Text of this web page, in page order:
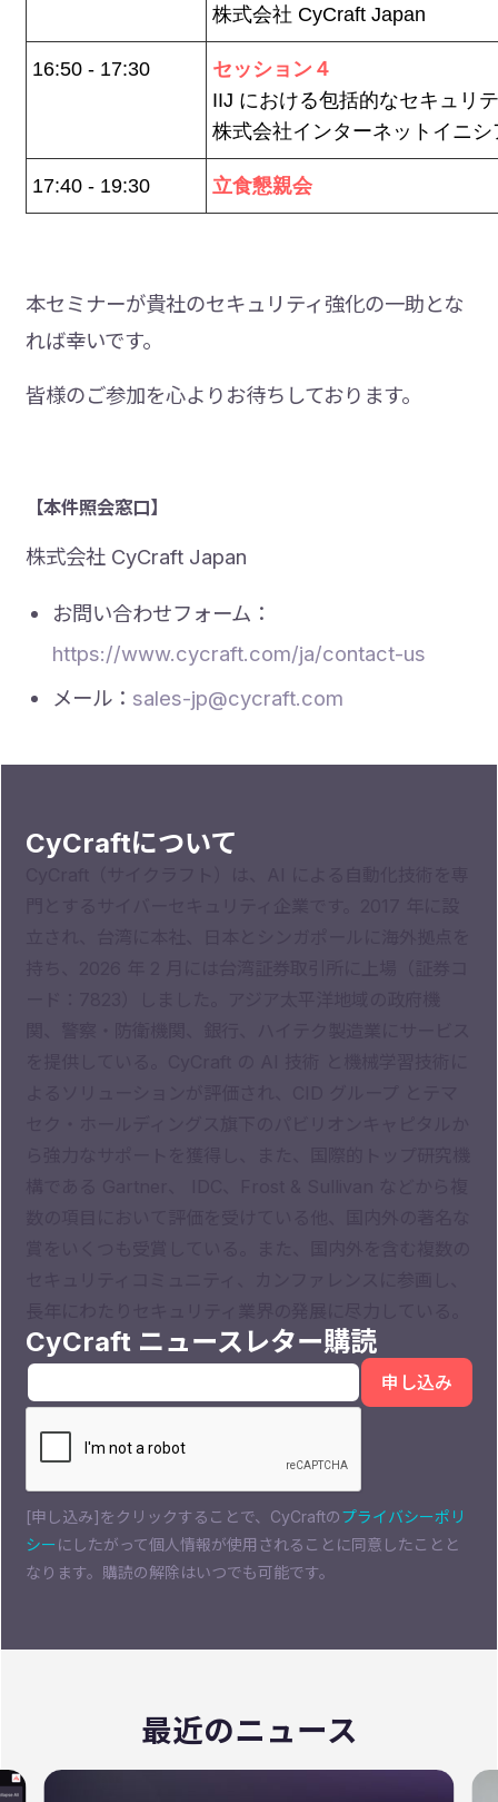
株式会社 CyCraft Japan
16:50 - 17:30
セッション４
IIJ における包括的なセキュリ
株式会社インターネットイニ
17:40 - 19:30 立食懇親会
本セミナーが貴社のセキュリティ強化の一助とな
れば幸いです。
皆様のご参加を心よりお待ちしております。
【本件照会窓口】
株式会社 CyCraft Japan
お問い合わせフォーム：
https://www.cycraft.com/ja/contact-us
メール： sales-jp@cycraft.com
CyCraftについて
CyCraft ニュースレター購読
[申し込み]をクリックすることで、CyCraftのプライバシーポリ
シー にしたがって個人情報が使用されることに同意したことと
なります。購読の解除はいつでも可能です。
最近のニュース